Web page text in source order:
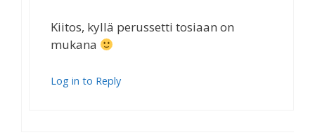
Kiitos, kyllä perussetti tosiaan on
mukana
Log in to Reply